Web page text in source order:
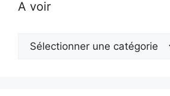
A voir
voir